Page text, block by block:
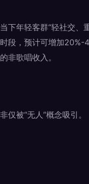
下年轻客群“轻社交、
段，预计可增加
非歌唱收入。
被“无人”概念吸引。